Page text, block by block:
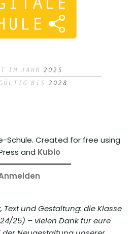
Schule. Created for free using
and Kubio
und Gestaltung: die Klasse
25) – vielen Dank für eure